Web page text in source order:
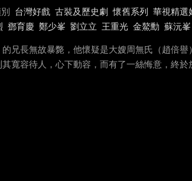
台灣好戲 古裝及歷史劇 懷舊系列 華視精選
鄧育慶 鄭少峯 劉立立 王重光 金鰲勳 蘇沅峯
兄長無故暴斃，他懷疑是大嫂周無氏（趙倍
寬容待人，心下動容，而有了一絲悔意，終